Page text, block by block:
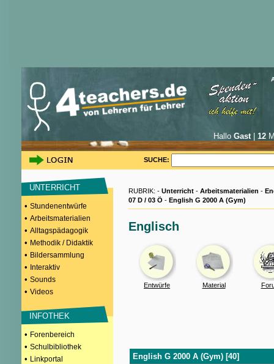
Hallo Gast| 12
SUCHE:
UNTERRICHT
• Stundenentwürfe
• Arbeitsmaterialien
• Alltagspädagogik
• Methodik / Didaktik
• Bildersammlung
• Interaktiv
• Sounds
• Videos
INFOTHEK
• Forenbereich
• Schulbibliothek
• Linkportal
RUBRIK: - Unterricht - Arbeitsmaterialien -
07 D / 03 Ö - English G 2000 A (Gym)
Englisch
Entwürfe Material
English G 2000 A (Gym) [40]